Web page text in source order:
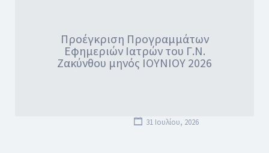
Προέγκριση Προγραμμάτων
Εφημεριών Ιατρών του Γ.Ν.
Ζακύνθου μηνός ΙΟΥΝΙΟΥ 2026
31 Ιουλίου, 2026